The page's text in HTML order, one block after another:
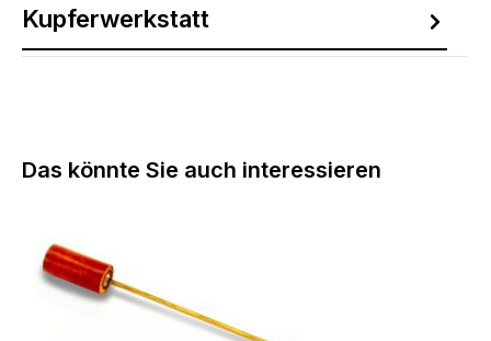
Kupferwerkstatt
Produktgalerie überspringen
Das könnte Sie auch interessieren